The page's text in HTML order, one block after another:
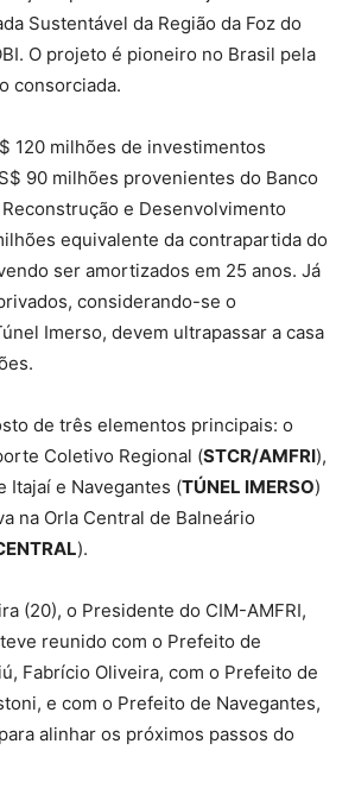
Sustentável da Região da Foz do
O projeto é pioneiro no Brasil pela
consorciada.
120 milhões de investimentos
90 milhões provenientes do Banco
e Desenvolvimento
equivalente da contrapartida do
ser amortizados em 25 anos. Já
considerando-se o
Imerso, devem ultrapassar a casa
de três elementos principais: o
Coletivo Regional (STCR/AMFRI),
Itajaí e Navegantes (TÚNEL IMERSO)
na Orla Central de Balneário
).
(20), o Presidente do CIM-AMFRI,
reunido com o Prefeito de
Fabrício Oliveira, com o Prefeito de
e com o Prefeito de Navegantes,
alinhar os próximos passos do